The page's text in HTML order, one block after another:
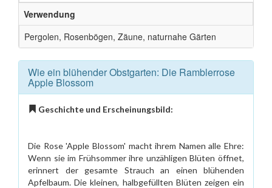
Verwendung
Pergolen, Rosenbögen, Zäune, naturnahe Gärten
Wie ein blühender Obstgarten: Die Ramblerrose
Apple Blossom
Geschichte und Erscheinungsbild:
Die Rose 'Apple Blossom' macht ihrem Namen alle Ehre:
Wenn sie im Frühsommer ihre unzähligen Blüten öffnet,
erinnert der gesamte Strauch an einen blühenden
Apfelbaum. Die kleinen, halbgefüllten Blüten zeigen ein